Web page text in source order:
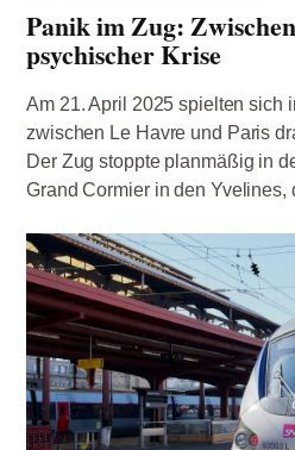
Panik im Zug:
psychischer Krise
Am 21. April 2025 spielten sich
zwischen Le Havre und Paris
Der Zug stoppte planmäßig in
Grand Cormier in den Yvelines,